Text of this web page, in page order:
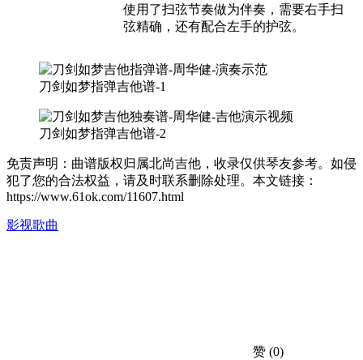
使用了扫弦节奏做为伴奏，需要右手扫
弦精确，还有配合左手的护弦。
刀剑如梦指弹吉他谱-1
刀剑如梦指弹吉他谱-2
免责声明：曲谱版权归属北尚吉他，收录仅供琴友参考。如侵
犯了您的合法权益，请及时联系删除处理。本文链接：
https://www.61ok.com/11607.html
影视歌曲
赞 (0)